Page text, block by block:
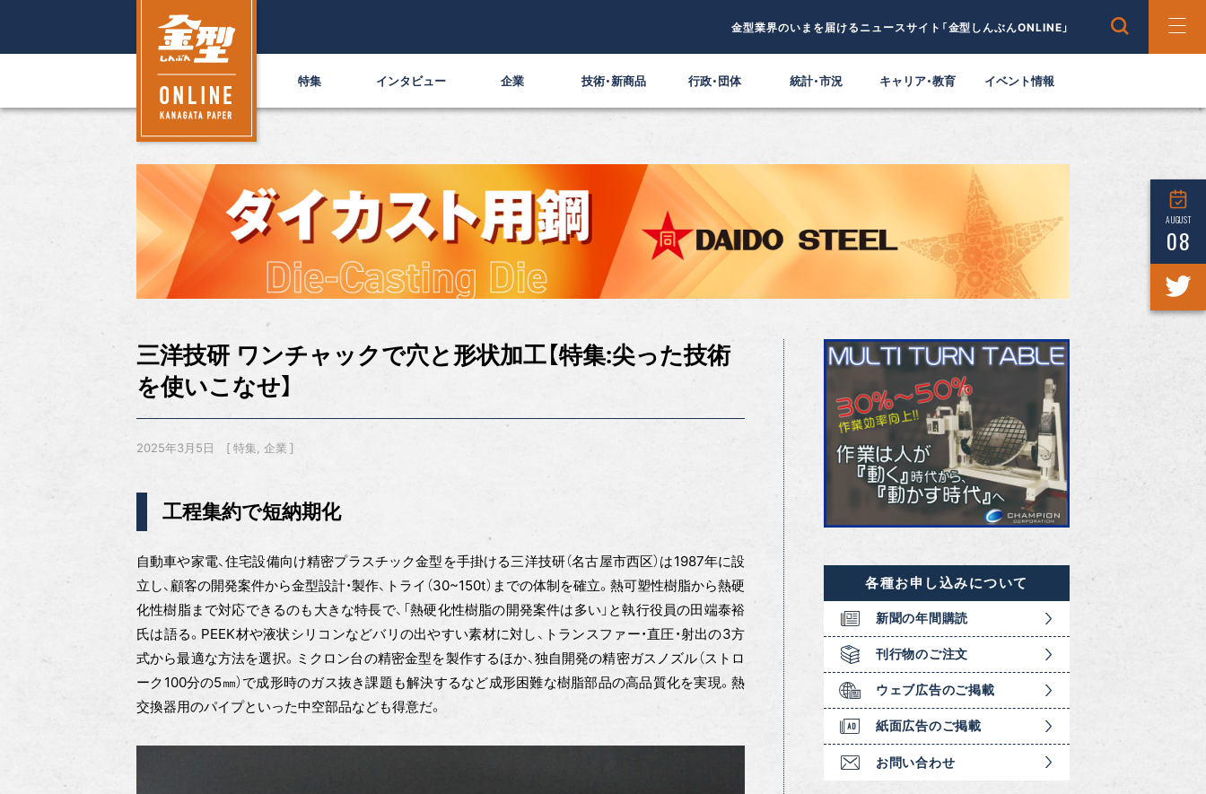
金型業界のいまを届けるニュースサイト「金型しんぶんONLINE」
特集 インタビュー 企業 技術・新商品 行政・団体 統計・市況 キャリア・教育 イベント情報
AUGUST
08
三洋技研 ワンチャックで穴と形状加工【特集:尖った技術
を使いこなせ】
2025年3月5日 特集 企業
工程集約で短納期化
自動車や家電、住宅設備向け精密プラスチック金型を手掛ける三洋技研（名古屋市西区）は1987年に設
立し、顧客の開発案件から金型設計・製作、トライ（30~150t）までの体制を確立。熱可塑性樹脂から熱硬
化性樹脂まで対応できるのも大きな特長で、「熱硬化性樹脂の開発案件は多い」と執行役員の田端泰裕
氏は語る。PEEK材や液状シリコンなどバリの出やすい素材に対し、トランスファー・直圧・射出の3方
式から最適な方法を選択。ミクロン台の精密金型を製作するほか、独自開発の精密ガスノズル（ストロ
ーク100分の5㎜）で成形時のガス抜き課題も解決するなど成形困難な樹脂部品の高品質化を実現。熱
交換器用のパイプといった中空部品なども得意だ。
各種お申し込みについて
新聞の年間購読
刊行物のご注文
ウェブ広告のご掲載
紙面広告のご掲載
お問い合わせ